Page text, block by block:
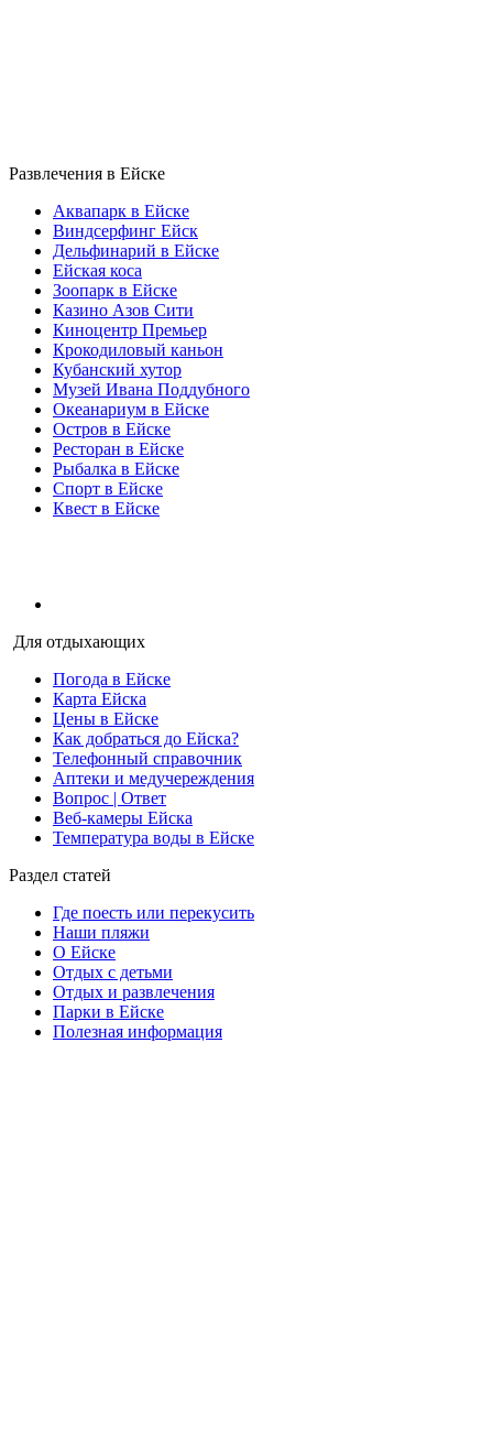
Развлечения в Ейске
Аквапарк в Ейске
Виндсерфинг Ейск
Дельфинарий в Ейске
Ейская коса
Зоопарк в Ейске
Казино Азов Сити
Киноцентр Премьер
Крокодиловый каньон
Кубанский хутор
Музей Ивана Поддубного
Океанариум в Ейске
Остров в Ейске
Ресторан в Ейске
Рыбалка в Ейске
Спорт в Ейске
Квест в Ейске
Для отдыхающих
Погода в Ейске
Карта Ейска
Цены в Ейске
Как добраться до Ейска?
Телефонный справочник
Аптеки и медучереждения
Вопрос | Ответ
Веб-камеры Ейска
Температура воды в Ейске
Раздел статей
Где поесть или перекусить
Наши пляжи
О Ейске
Отдых с детьми
Отдых и развлечения
Парки в Ейске
Полезная информация